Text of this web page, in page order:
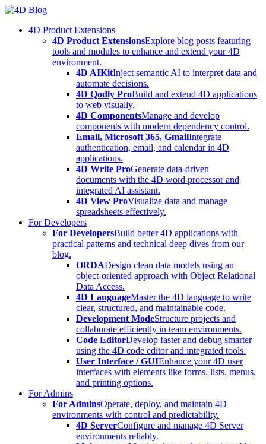
Skip
content4D Product Extensions
4D Product ExtensionsExplore blog posts featuring
tools and modules to enhance and extend your 4D
environment.
4D AIKitInject semantic AI to interpret data and
automate decisions.
4D Qodly ProBuild and extend 4D applications
to web visually.
4D ComponentsManage and develop
components with modern dependency control.
Email, Microsoft 365, GmailIntegrate
authentication, email, and calendar in 4D
applications.
4D Write ProGenerate data-driven
documents with the 4D word processor and
integrated AI assistant.
4D View ProVisualize data and manage
spreadsheets effectively.
For Developers
For DevelopersBuild better 4D applications with
practical patterns and technical deep dives from our
blog.
ORDADesign clean data models using an
object-oriented approach with Object Relational
Data Access.
4D LanguageMaster the 4D language to write
clear, structured, and maintainable code.
Development ModeStructure projects and
collaborate efficiently in team environments.
Code EditorDevelop faster and debug smarter
using the 4D code editor and integrated tools.
User Interface / GUIEnhance your 4D user
interfaces with elements like forms, lists, menus,
and printing options.
For Admins
For AdminsOperate, deploy, and maintain 4D
environments with control and predictability.
4D ServerConfigure and manage 4D Server
environments reliably.